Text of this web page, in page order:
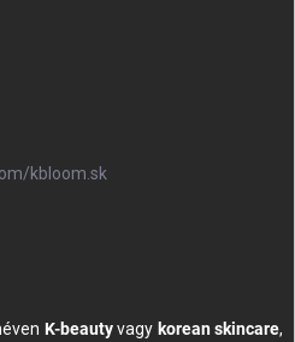
kbloom.sk
K-beautyvagy korean skincare,